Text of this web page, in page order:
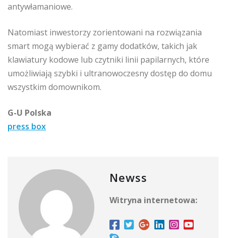
antywłamaniowe.
Natomiast inwestorzy zorientowani na rozwiązania
smart mogą wybierać z gamy dodatków, takich jak
klawiatury kodowe lub czytniki linii papilarnych, które
umożliwiają szybki i ultranowoczesny dostęp do domu
wszystkim domownikom.
G-U Polska
press box
Newss
Witryna internetowa: